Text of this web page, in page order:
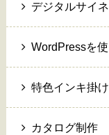
デジタルサイ
WordPressを
特色インキ掛
カタログ制作